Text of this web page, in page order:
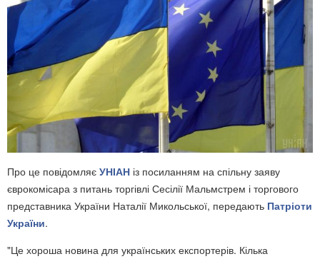
Про це повідомляє УНІАН із посиланням на спільну заяву
єврокомісара з питань торгівлі Сесілії Мальмстрем і торгового
представника України Наталії Микольської, передають Патріоти
України.
"Це хороша новина для українських експортерів. Кілька